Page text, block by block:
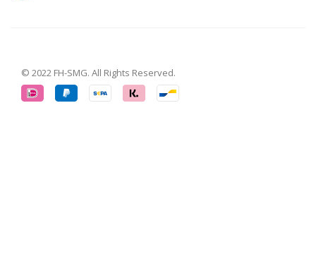
© 2022 FH-SMG. All Rights Reserved.